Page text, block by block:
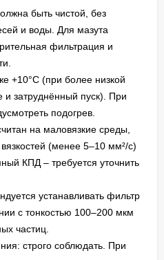
быть чистой, без
и воды. Для мазута
фильтрация и
+10°C (при более низкой
и затруднённый пуск). При
подогрев.
на маловязкие среды,
(менее 5–10 мм²/с)
КПД – требуется уточнить
устанавливать фильтр
с тонкостью 100–200 мкм
частиц.
строго соблюдать. При